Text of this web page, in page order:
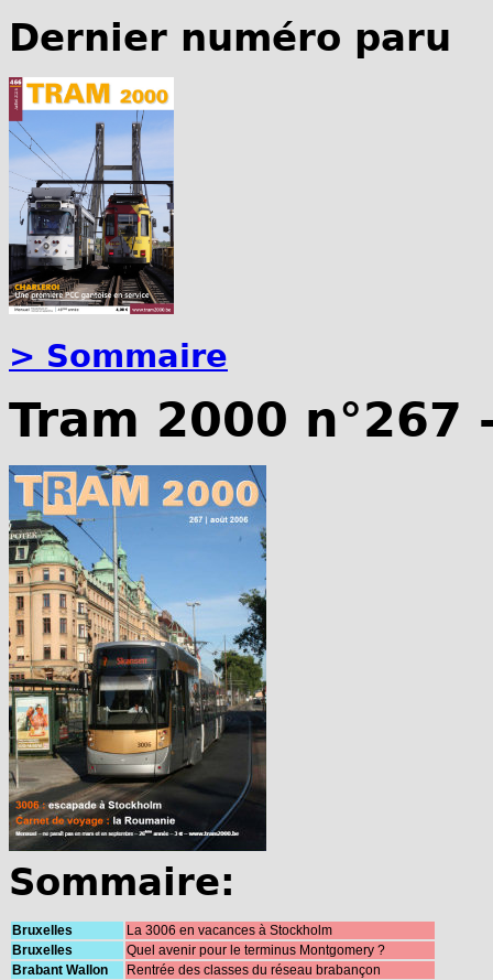
Dernier numéro paru
> Sommaire
Tram 2000 n°267
Sommaire:
Bruxelles
La 3006 en vacances à Stockholm
Bruxelles
Quel avenir pour le terminus Montgomery ?
Brabant Wallon
Rentrée des classes du réseau brabançon